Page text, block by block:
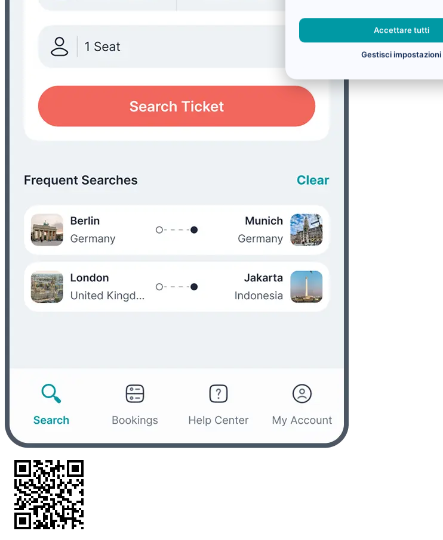
Accettare tutti
Gestisci impostazioni